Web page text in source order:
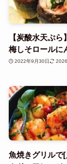
【炭酸水天ぷ
梅しそロールに
2022年9月30日
魚焼きグリルで